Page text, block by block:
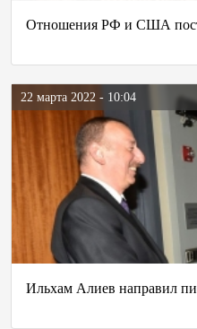
Отношения РФ и США
22 марта 2022 - 10:04
Ильхам Алиев направил